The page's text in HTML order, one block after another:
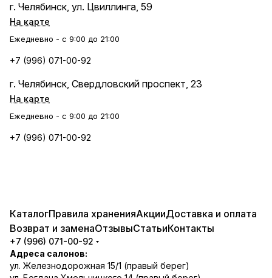
г. Челябинск, ул. Цвиллинга, 59
На карте
Ежедневно - с 9:00 до 21:00
+7 (996) 071-00-92
г. Челябинск, Свердловский проспект, 23
На карте
Ежедневно - с 9:00 до 21:00
+7 (996) 071-00-92
КаталогПравила храненияАкцииДоставка и оплата
Возврат и заменаОтзывыСтатьиКонтакты
+7 (996) 071-00-92
Адреса салонов:
ул. Железнодорожная 15/1 (правый берег)